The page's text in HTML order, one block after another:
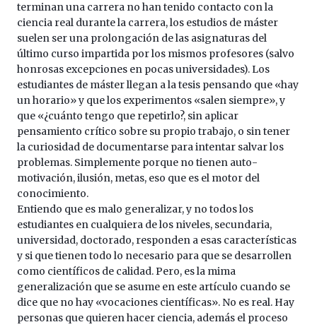
terminan una carrera no han tenido contacto con la
ciencia real durante la carrera, los estudios de máster
suelen ser una prolongación de las asignaturas del
último curso impartida por los mismos profesores (salvo
honrosas excepciones en pocas universidades). Los
estudiantes de máster llegan a la tesis pensando que «hay
un horario» y que los experimentos «salen siempre», y
que «¿cuánto tengo que repetirlo?, sin aplicar
pensamiento crítico sobre su propio trabajo, o sin tener
la curiosidad de documentarse para intentar salvar los
problemas. Simplemente porque no tienen auto-
motivación, ilusión, metas, eso que es el motor del
conocimiento.
Entiendo que es malo generalizar, y no todos los
estudiantes en cualquiera de los niveles, secundaria,
universidad, doctorado, responden a esas características
y si que tienen todo lo necesario para que se desarrollen
como científicos de calidad. Pero, es la mima
generalización que se asume en este artículo cuando se
dice que no hay «vocaciones científicas». No es real. Hay
personas que quieren hacer ciencia, además el proceso